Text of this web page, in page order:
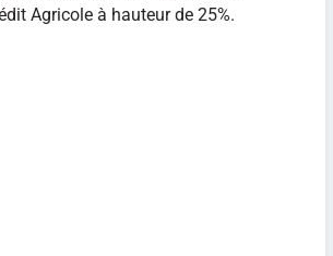
Agricole à hauteur de 25%.